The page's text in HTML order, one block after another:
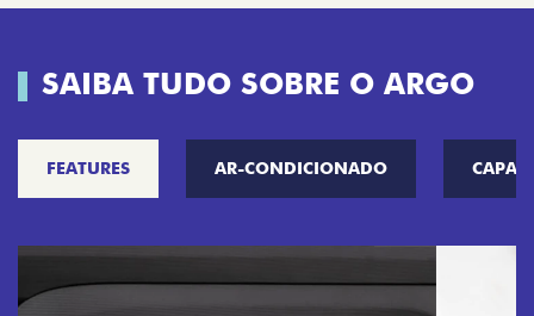
SAIBA TUDO SOBRE O ARGO
FEATURES AR-CONDICIONADO